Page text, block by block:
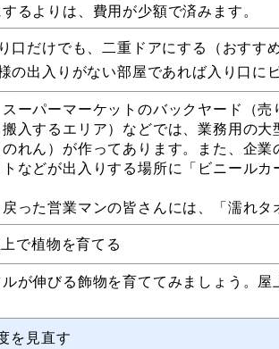
るよりは、費用が少額で済みます。
口だけでも、二重ドアにする（おすすめ
の出入りがない部屋であれば入り口に
ーパーマーケットのバックヤード（
入するエリア）などでは、業務用の
のれん）が作ってあります。また、企
などが出入りする場所に「ビニール
った営業マンの皆さんには、「濡れ
で植物を育てる
が伸びる飾物を育ててみましょう。屋
を見直す